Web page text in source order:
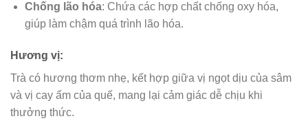
Chống lão hóa: Chứa các hợp chất chống oxy hóa,
giúp làm chậm quá trình lão hóa.
Hương vị:
Trà có hương thơm nhẹ, kết hợp giữa vị ngọt dịu của sâm
và vị cay ấm của quế, mang lại cảm giác dễ chịu khi
thưởng thức.